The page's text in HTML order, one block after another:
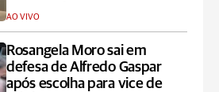
AO VIVO
Rosangela Moro sai em
defesa de Alfredo Gaspar
após escolha para vice de